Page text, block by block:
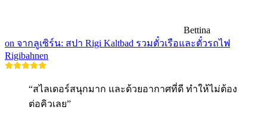
Bettina
on จากลูเซิร์น: สปา Rigi Kaltbad รวมตั๋วเรือและตั๋วรถไฟ
Rigibahnen
“สไลเดอร์สนุกมาก และด้วยอากาศที่ดี ทำให้ไม่ต้อง
ต่อคิวเลย”